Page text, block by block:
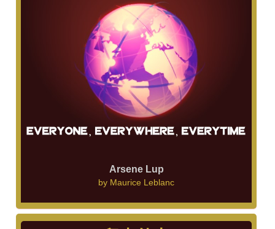
Arsene Lup
by Maurice Leblanc